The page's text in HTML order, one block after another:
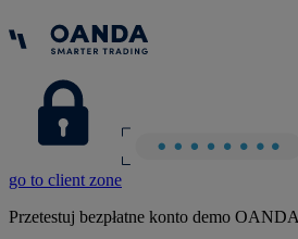
go to client zone
Przetestuj bezpłatne konto demo